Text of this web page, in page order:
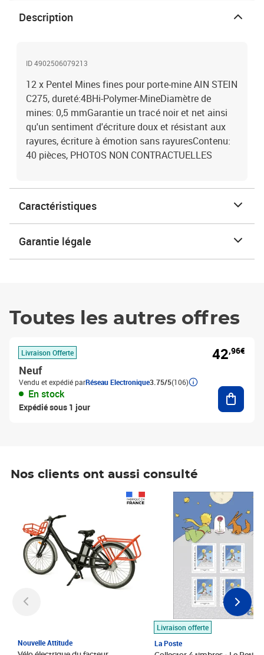
Description
ID 4902506079213
12 x Pentel Mines fines pour porte-mine AIN STEIN
C275, dureté:4BHi-Polymer-MineDiamètre de
mines: 0,5 mmGarantie un tracé noir et net ainsi
qu'un sentiment d'écriture doux et résistant aux
rayures, écriture à émotion sans rayuresContenu:
40 pièces, PHOTOS NON CONTRACTUELLES
Caractéristiques
Garantie légale
Toutes les autres offres
Livraison Offerte
Neuf
Vendu et expédié parRéseau Electronique3.75/5(106)
En stock
Expédié sous 1 jour
42,96€
Nos clients ont aussi consulté
Nouvelle Attitude
Livraison offerte
La Poste
Prix 7,50€